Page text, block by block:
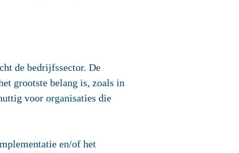
de bedrijfssector. De
grootste belang is, zoals in
voor organisaties die
en/of het